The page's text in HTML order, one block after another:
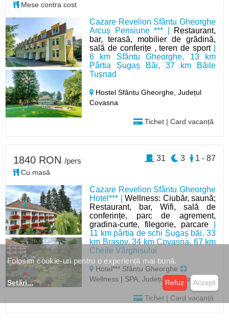
Cazare Revelion Sfântu Gheorghe
Arcuș Pensiune *** |
Restaurant,
bar, terasă, mobilier de grădină,
sală de conferițe , teren de sport|
6 km Sfântu Gheorghe, 13 km
Pârtia Șugaș Băi, 37 km Băile
Tușnad
Hostel Sfântu Gheorghe,Județul
Covasna
Tichet | Card vacanță
Mese contra cost
Cazare Revelion Sfântu Gheorghe
Hotel*** |Wellness: Ciubăr, saună;
Restaurant, bar, Wifi, sală de
conferințe, parc de agrement,
gradina-curte, filegorie, parcare
11 km pârtia de schi Șugaș băi, 33
km Brașov, 34 km Covasna, 67 km
Cheile Vârghișului
Hotel*** Sfântu Gheorghe
Wellness | SPA, Județul Covasna
Tichet | Card vacanță
1840 RON /pers
Cu masă
1 - 87
3
31
Folosim cookie-uri pentru o experiență mai bună.
Setări... Refuz Accept